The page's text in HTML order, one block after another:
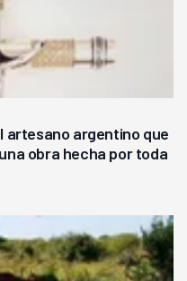
artesano argentino que
obra hecha por toda